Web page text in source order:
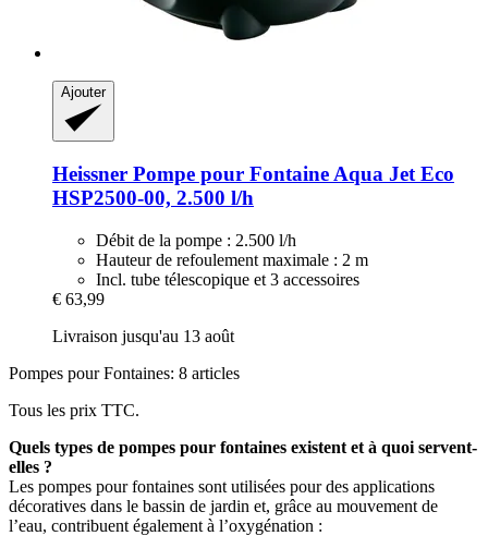
Ajouter
Heissner Pompe pour Fontaine Aqua Jet Eco
HSP2500-​00, 2.500 l/h
Débit de la pompe : 2.500 l/h
Hauteur de refoulement maximale : 2 m
Incl. tube télescopique et 3 accessoires
€ 63,99
Livraison jusqu'au 13 août
Pompes pour Fontaines: 8 articles
Tous les prix TTC.
Quels types de pompes pour fontaines existent et à quoi servent-
elles ?
Les pompes pour fontaines sont utilisées pour des applications
décoratives dans le bassin de jardin et, grâce au mouvement de
l’eau, contribuent également à l’oxygénation :